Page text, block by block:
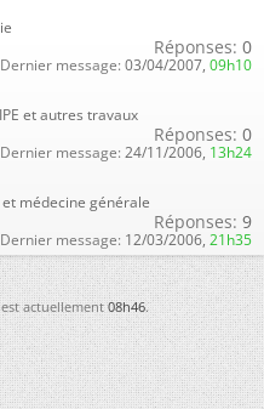
Réponses: 0
Dernier message: 03/04/2007, 09h10
et autres travaux
Réponses: 0
Dernier message: 24/11/2006, 13h24
médecine générale
Réponses: 9
Dernier message: 12/03/2006, 21h35
est actuellement08h46.